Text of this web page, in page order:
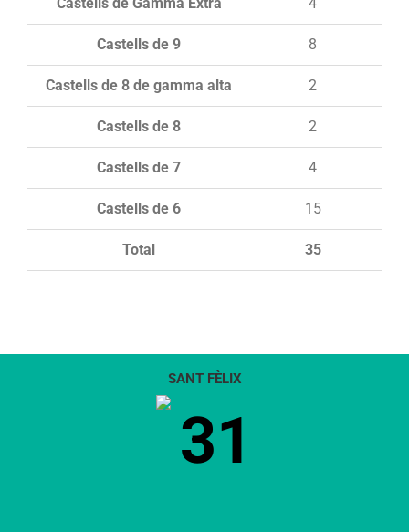
Total 35
Castells de Gamma Extra 4
Castells de 9 8
Castells de 8 de gamma alta 2
Castells de 8 2
Castells de 7 4
Castells de 6 15
SANT FÈLIX
31